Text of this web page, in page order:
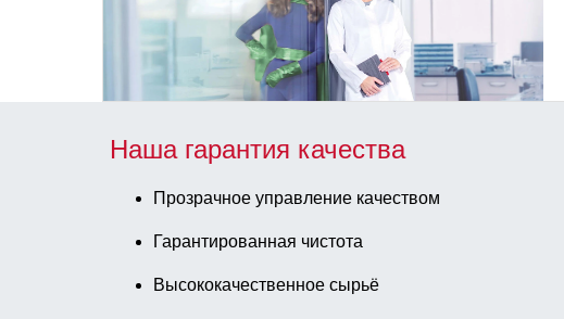
Наша гарантия качества
Прозрачное управление качеством
Гарантированная чистота
Высококачественное сырьё